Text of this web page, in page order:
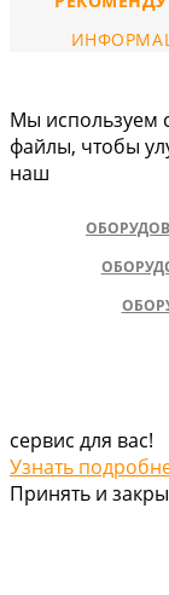
Мы используем
файлы, чтобы
наш
сервис для вас!
Узнать
Принять и